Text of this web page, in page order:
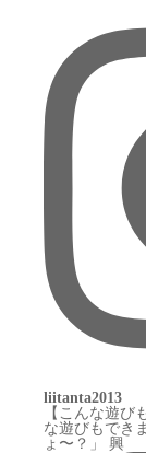
liitanta2013
【こんな遊
な遊びもでき
ょ〜？」 興